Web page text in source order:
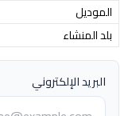
الموديل
بلد المنشاء
البريد الإلكتروني